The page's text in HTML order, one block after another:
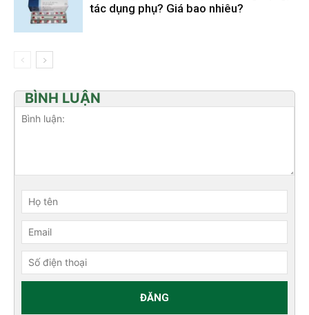
tác dụng phụ? Giá bao nhiêu?
BÌNH LUẬN